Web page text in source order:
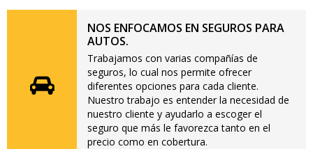
NOS ENFOCAMOS EN SEGUROS PARA
AUTOS.
Trabajamos con varias compañías de
seguros, lo cual nos permite ofrecer
diferentes opciones para cada cliente.
Nuestro trabajo es entender la necesidad de
nuestro cliente y ayudarlo a escoger el
seguro que más le favorezca tanto en el
precio como en cobertura.